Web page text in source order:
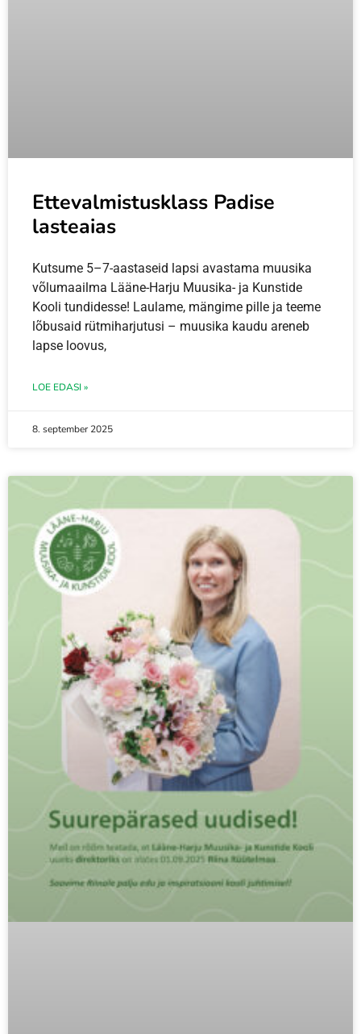
Ettevalmistusklass Padise
lasteaias
Kutsume 5–7-aastaseid lapsi avastama muusika
võlumaailma Lääne-Harju Muusika- ja Kunstide
Kooli tundidesse! Laulame, mängime pille ja teeme
lõbusaid rütmiharjutusi – muusika kaudu areneb
lapse loovus,
LOE EDASI »
8. september 2025